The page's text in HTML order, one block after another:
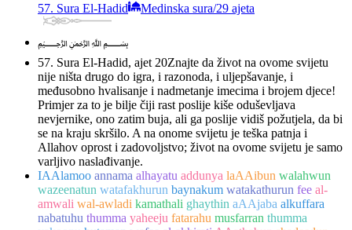
57. Sura El-Hadid Medinska sura/29 ajeta
﷽
57. Sura El-Hadid, ajet 20Znajte da život na ovome svijetu
nije ništa drugo do igra, i razonoda, i uljepšavanje, i
međusobno hvalisanje i nadmetanje imecima i brojem djece!
Primjer za to je bilje čiji rast poslije kiše oduševljava
nevjernike, ono zatim buja, ali ga poslije vidiš požutjela, da bi
se na kraju skršilo. A na onome svijetu je teška patnja i
Allahov oprost i zadovoljstvo; život na ovome svijetu je samo
varljivo naslađivanje.
IAAlamoo annama alhayatu addunya laAAibun walahwun
wazeenatun watafakhurun baynakum watakathurun fee al-
amwali wal-awladi kamathali ghaythin aAAjaba alkuffara
nabatuhu thumma yaheeju fatarahu musfarran thumma